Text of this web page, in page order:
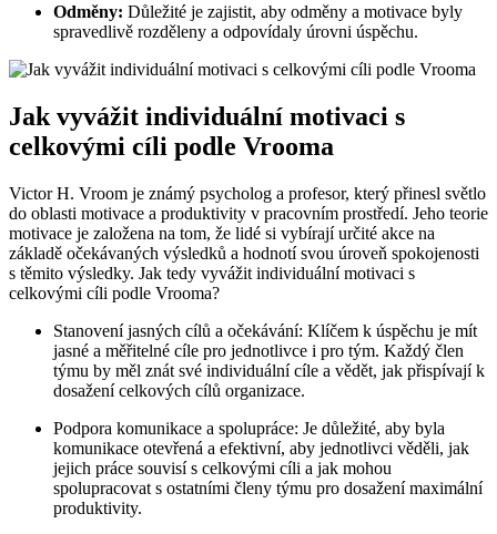
Odměny: Důležité je zajistit, aby odměny a motivace byly
spravedlivě rozděleny a odpovídaly úrovni úspěchu.
Jak vyvážit individuální motivaci s
celkovými cíli podle Vrooma
Victor H. Vroom je známý psycholog a profesor, který přinesl světlo
do oblasti motivace a produktivity v pracovním prostředí. Jeho teorie
motivace je založena na tom, že lidé si vybírají určité akce na
základě očekávaných výsledků a hodnotí svou úroveň spokojenosti
s těmito výsledky. Jak tedy vyvážit individuální motivaci s
celkovými cíli podle Vrooma?
Stanovení jasných cílů a očekávání: Klíčem k úspěchu je mít
jasné a měřitelné cíle pro jednotlivce i pro tým. Každý člen
týmu by měl znát své individuální cíle a vědět, jak přispívají k
dosažení celkových cílů organizace.
Podpora komunikace a spolupráce: Je důležité, aby byla
komunikace otevřená a efektivní, aby jednotlivci věděli, jak
jejich práce souvisí s celkovými cíli a jak mohou
spolupracovat s ostatními členy týmu pro dosažení maximální
produktivity.